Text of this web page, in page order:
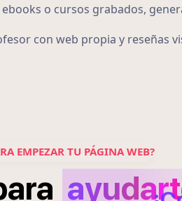
o cursos grabados,
con web propia y reseñas
EMPEZAR TU PÁGINA WEB?